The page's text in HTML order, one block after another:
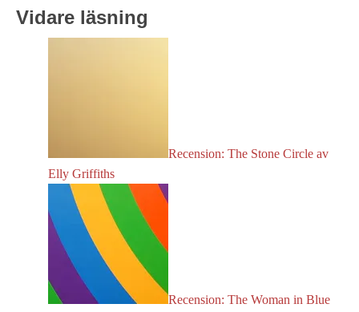
Vidare läsning
Recension: The Stone Circle av
Elly Griffiths
Recension: The Woman in Blue